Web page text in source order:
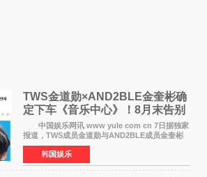
TWS金道勋×AND2BLE金奎彬确
定下车《音乐中心》！8月末告别
MC席位
中国娱乐网讯 www yule com cn 7日据独家
报道，TWS成员金道勋与AND2BLE成员金奎彬
将于8月离开《音乐中心》MC的位置。 金道
勋与金奎彬于去年3月与H2H A-NA一起被选为
《音乐中心》MC，约1
韩国娱乐